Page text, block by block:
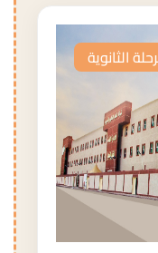
الثانوية